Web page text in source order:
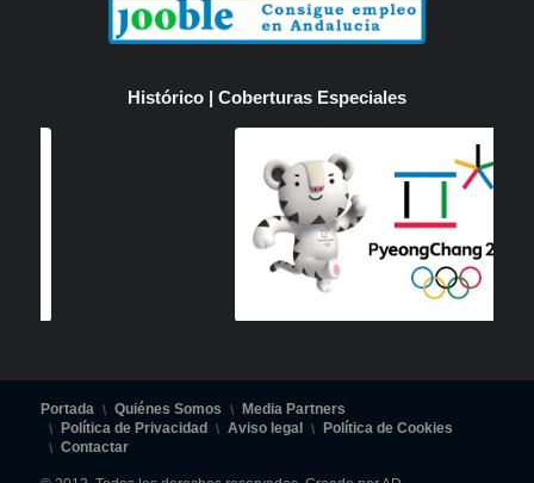
Histórico | Coberturas Especiales
Portada Quiénes Somos
Media Partners
Política de Privacidad
Aviso legal
Política de Cookies
Contactar